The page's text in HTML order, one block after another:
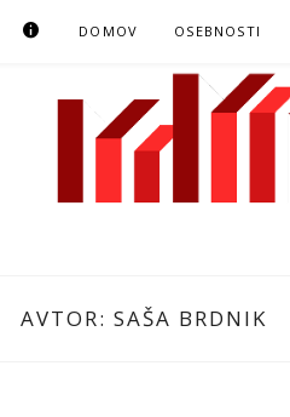
KOLOFON
DOMOV OSEBNOSTI
AVTOR: SAŠA BRDNIK